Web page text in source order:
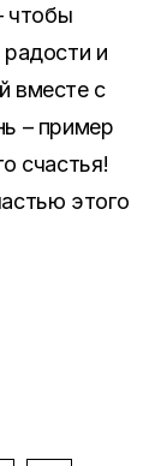
чтобы
и
вместе с
– пример
счастья!
этого